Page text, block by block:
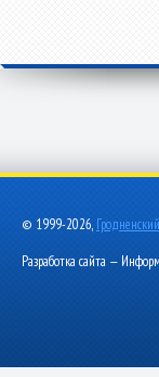
© 1999-2026,
Разработка сайта —